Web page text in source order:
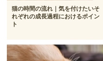
猫の時間の流れ｜気を付けたいそ
れぞれの成長過程におけるポイン
ト